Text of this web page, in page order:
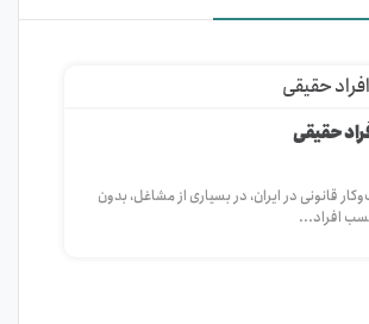
حقیقی
قانونی در ایران، در بسیاری از مشاغل، بدون
افراد...